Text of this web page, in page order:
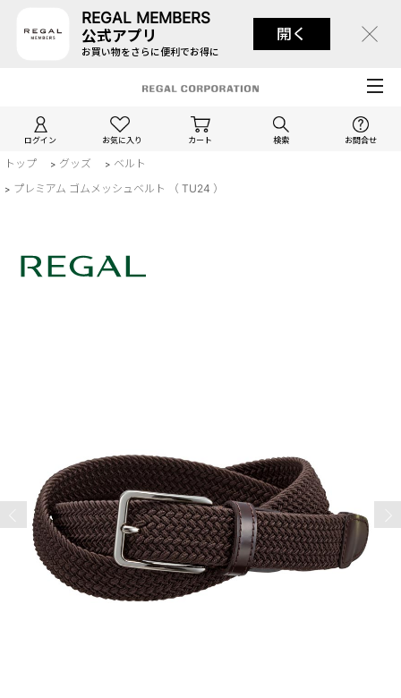
REGAL MEMBERS
公式アプリ
お買い物をさらに便利でお得に
開く
ログイン お気に入り カート 検索 お問合せ
トップ > グッズ > ベルト
> プレミアム ゴムメッシュベルト （ TU24 ）